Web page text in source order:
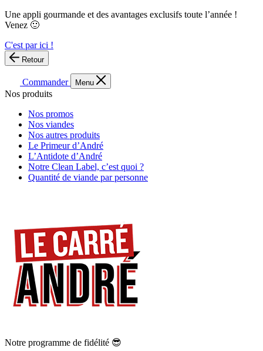
Une appli gourmande et des avantages exclusifs toute l’année !
Venez 🙂
C'est par ici !
Retour
Commander Menu
Nos produits
Nos promos
Nos viandes
Nos autres produits
Le Primeur d’André
L’Antidote d’André
Notre Clean Label, c’est quoi ?
Quantité de viande par personne
Notre programme de fidélité 😎